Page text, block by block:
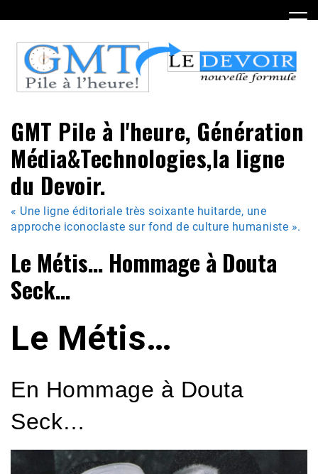
to
content
GMT Pile à l'heure, Génération
Média&Technologies,la ligne
du Devoir.
« Une ligne éditoriale très soixante huitarde, une
approche iconoclaste sur fond de culture humaniste ».
Le Métis… Hommage à Douta
Seck…
Le Métis…
En Hommage à Douta
Seck…